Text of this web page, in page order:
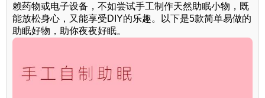
赖药物或电子设备，不如尝试手工制作天然助眠小物，既
能放松身心，又能享受DIY的乐趣。以下是5款简单易做的
助眠好物，助你夜夜好眠。